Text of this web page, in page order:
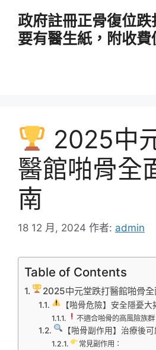
政府註冊正骨復位
要有醫生紙，附收費
2025中
醫館啪骨全
南
18 12 月, 2024 作者: admin
Table of Contents
2025中元堂跌打醫館啪骨
【啪骨危險】安全隱憂大
不適合啪骨的高風險族群
【啪骨副作用】治療後
常見副作用：